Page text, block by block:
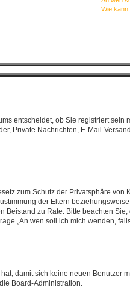
Wie
entscheidet, ob Sie registriert
Private Nachrichten, E-Mail-
zum Schutz der Privatsphäre
der Eltern
zu Rate. Bitte beachten
„An wen soll ich mich wenden,
damit sich keine neuen
Board-Administration.